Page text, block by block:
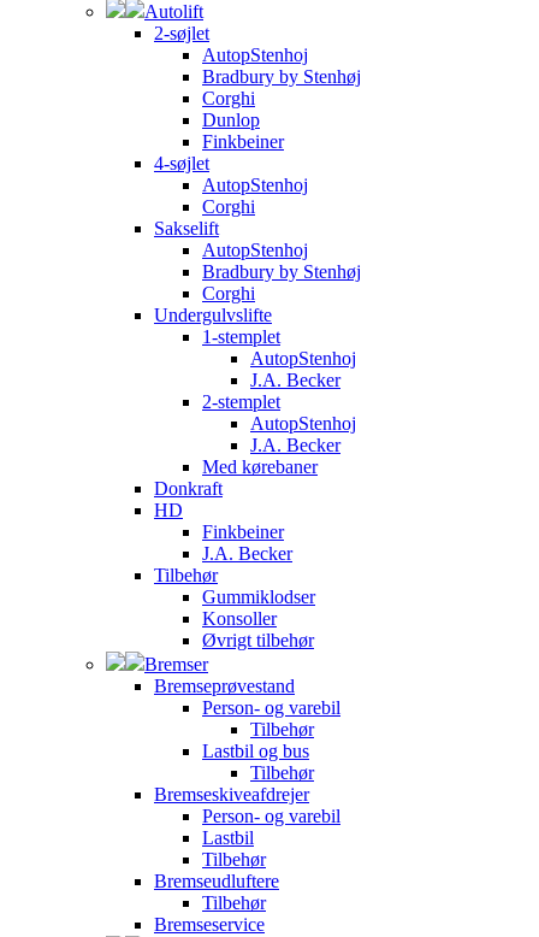
Autolift
2-søjlet
AutopStenhoj
Bradbury by Stenhøj
Corghi
Dunlop
Finkbeiner
4-søjlet
AutopStenhoj
Corghi
Sakselift
AutopStenhoj
Bradbury by Stenhøj
Corghi
Undergulvslifte
1-stemplet
AutopStenhoj
J.A. Becker
2-stemplet
AutopStenhoj
J.A. Becker
Med kørebaner
Donkraft
HD
Finkbeiner
J.A. Becker
Tilbehør
Gummiklodser
Konsoller
Øvrigt tilbehør
Bremser
Bremseprøvestand
Person- og varebil
Tilbehør
Lastbil og bus
Tilbehør
Bremseskiveafdrejer
Person- og varebil
Lastbil
Tilbehør
Bremseudluftere
Tilbehør
Bremseservice